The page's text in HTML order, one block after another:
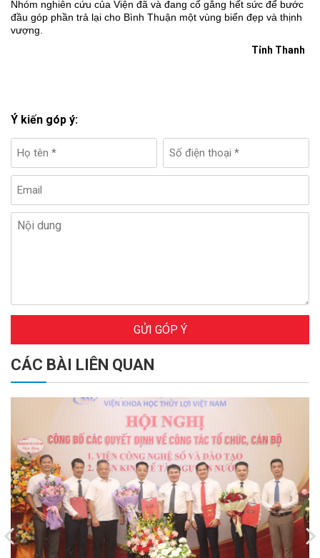
Nhóm nghiên cứu của Viện đã và đang cố gắng hết sức để bước
đầu góp phần trả lại cho Bình Thuận một vùng biển đẹp và thịnh
vượng.
Tỉnh Thanh
Ý kiến góp ý:
GỬI GÓP Ý
CÁC BÀI LIÊN QUAN